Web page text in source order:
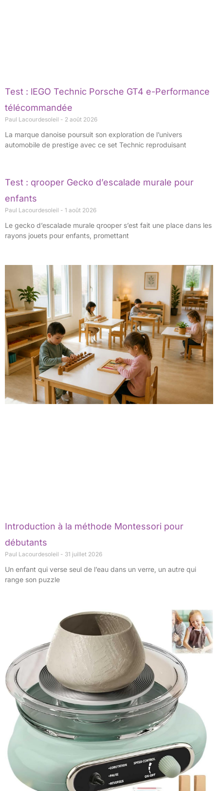
Test : lEGO Technic Porsche GT4 e-Performance
télécommandée
Paul Lacourdesoleil 2 août 2026
La marque danoise poursuit son exploration de l’univers
automobile de prestige avec ce set Technic reproduisant
Test : qrooper Gecko d’escalade murale pour
enfants
Paul Lacourdesoleil 1 août 2026
Le gecko d’escalade murale qrooper s’est fait une place dans les
rayons jouets pour enfants, promettant
Introduction à la méthode Montessori pour
débutants
Paul Lacourdesoleil 31 juillet 2026
Un enfant qui verse seul de l’eau dans un verre, un autre qui
range son puzzle